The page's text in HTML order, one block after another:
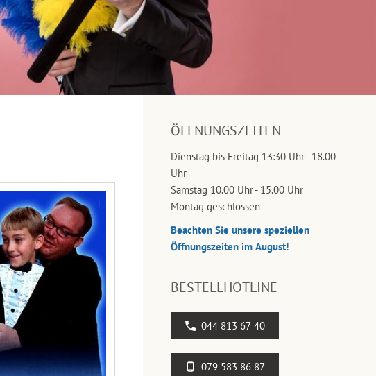
ÖFFNUNGSZEITEN
Dienstag bis Freitag 13:30 Uhr - 18.00
Uhr
Samstag 10.00 Uhr - 15.00 Uhr
Montag geschlossen
Beachten Sie unsere speziellen
Öffnungszeiten im August!
BESTELLHOTLINE
044 813 67 40
079 583 86 87